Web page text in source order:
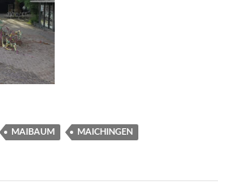
MAIBAUM MAICHINGEN